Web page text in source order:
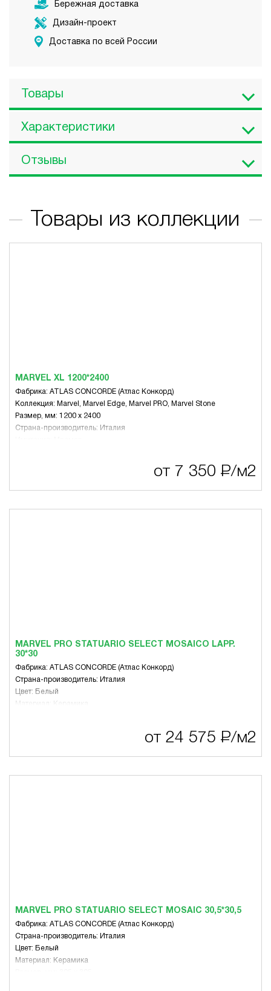
Бережная доставка
Дизайн-проект
Доставка по всей России
Товары
Характеристики
Отзывы
Товары из коллекции
MARVEL XL 1200*2400
Фабрика: ATLAS CONCORDE (Атлас Конкорд)
Коллекция: Marvel, Marvel Edge, Marvel PRO, Marvel Stone
Размер, мм: 1200 x 2400
Страна-производитель: Италия
Цвет: Белый, Коричневая гамма, Серая гаммаот 7 350 Р/м2
MARVEL PRO STATUARIO SELECT MOSAICO LAPP.
30*30
Фабрика: ATLAS CONCORDE (Атлас Конкорд)
Страна-производитель: Италия
Цвет: Белый
Материал: Керамика
от 24 575 Р/м2
MARVEL PRO STATUARIO SELECT MOSAIC 30,5*30,5
Фабрика: ATLAS CONCORDE (Атлас Конкорд)
Страна-производитель: Италия
Цвет: Белый
Материал: Керамика